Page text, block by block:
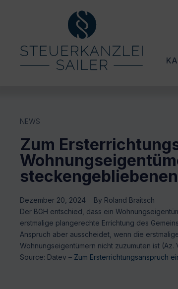
NEWS
Zum
Dezember 20, 2024 By Roland Braitsch
Der BGH entschied, dass ein
erstmalige plangerechte Errichtung des
Anspruch aber ausscheidet, wenn die
Wohnungseigentümern nicht zuzumuten ist (Az.
Source: Datev – Zum Ersterrichtungsanspruch